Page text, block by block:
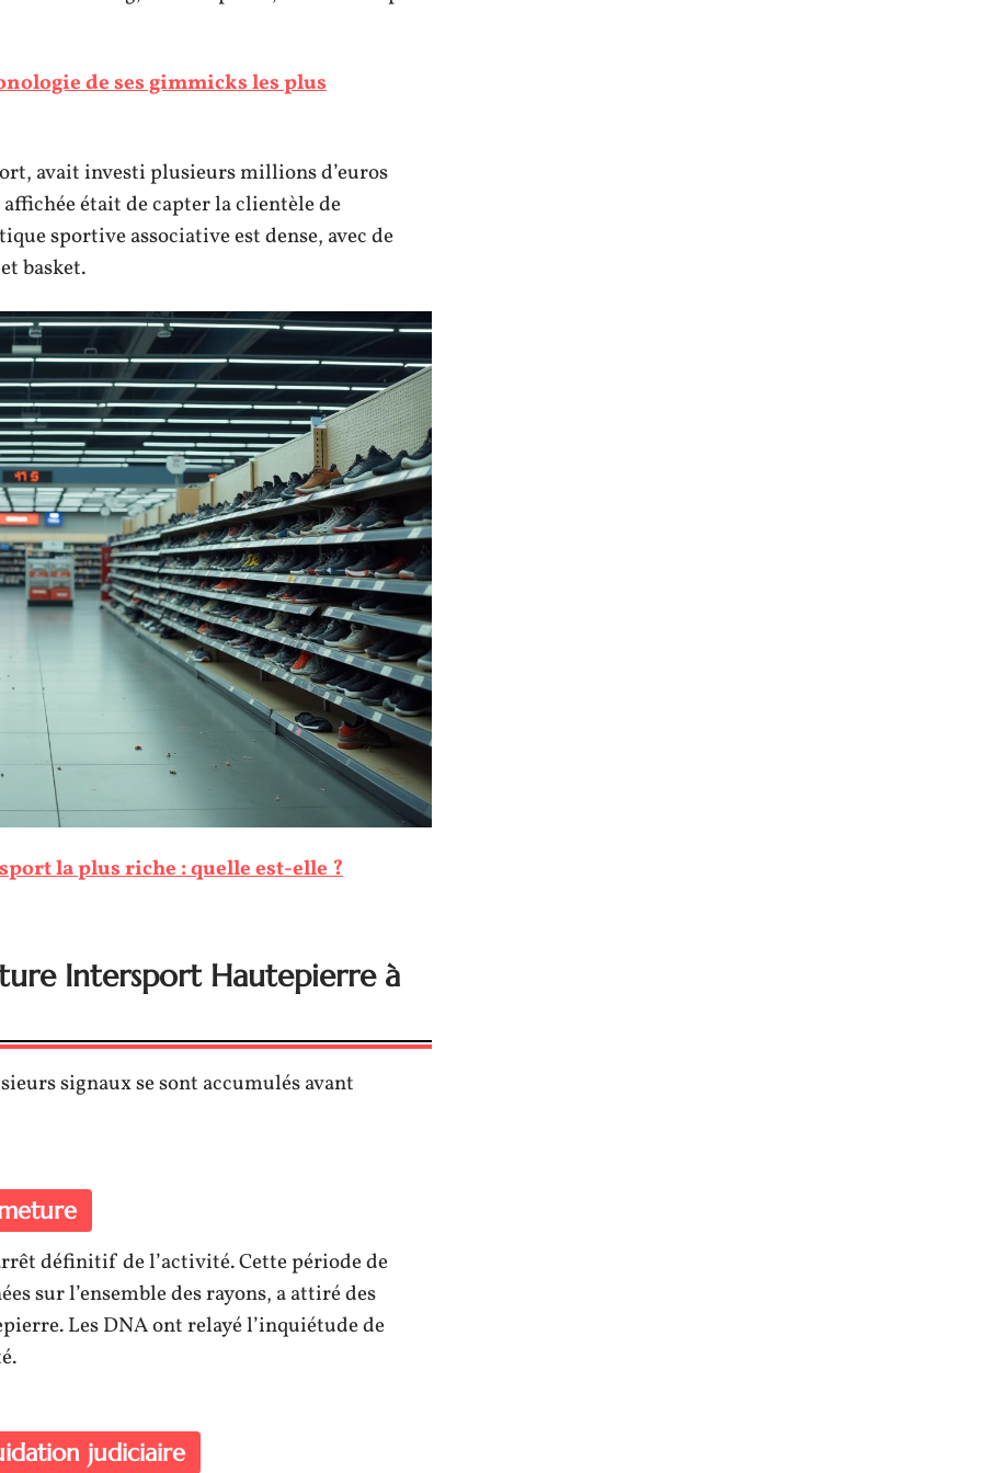
de ses gimmicks les plus
avait investi plusieurs millions d’euros
était de capter la clientèle de
sportive associative est dense, avec de
basket.
la plus riche : quelle est-elle ?
Intersport Hautepierre à
signaux se sont accumulés avant
définitif de l’activité. Cette période de
sur l’ensemble des rayons, a attiré des
Les DNA ont relayé l’inquiétude de
judiciaire